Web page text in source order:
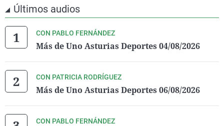
Últimos audios
CON PABLO FERNÁNDEZ
Más de Uno Asturias Deportes 04/08/2026
CON PATRICIA RODRÍGUEZ
Más de Uno Asturias Deportes 06/08/2026
CON PABLO FERNÁNDEZ